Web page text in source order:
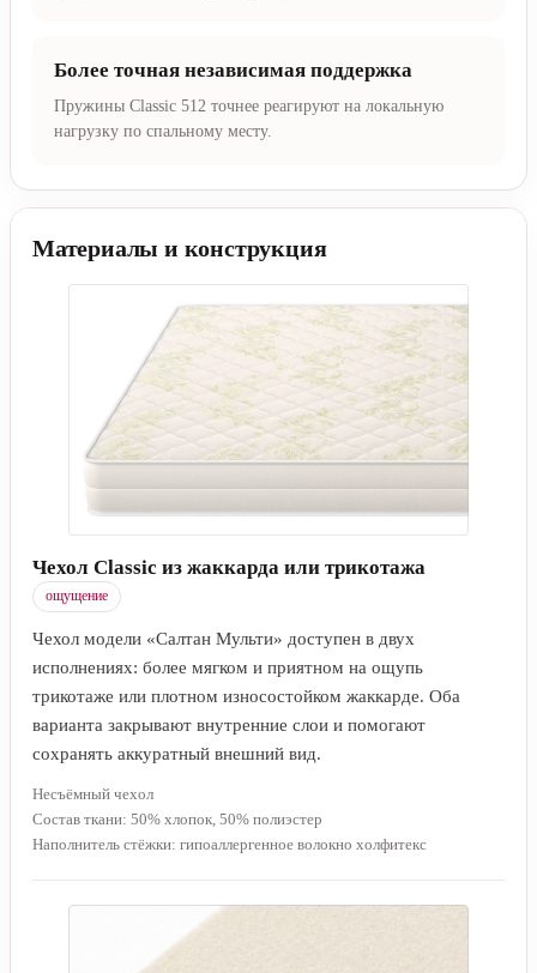
Более точная независимая поддержка
Пружины Classic 512 точнее реагируют на локальную
нагрузку по спальному месту.
Материалы и конструкция
Чехол Classic из жаккарда или трикотажа
ощущение
Чехол модели «Салтан Мульти» доступен в двух
исполнениях: более мягком и приятном на ощупь
трикотаже или плотном износостойком жаккарде. Оба
варианта закрывают внутренние слои и помогают
сохранять аккуратный внешний вид.
Несъёмный чехол
Состав ткани: 50% хлопок, 50% полиэстер
Наполнитель стёжки: гипоаллергенное волокно холфитекс